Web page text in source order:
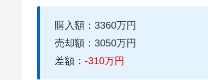
購入額：3360万円
売却額：3050万円
差額： -310万円